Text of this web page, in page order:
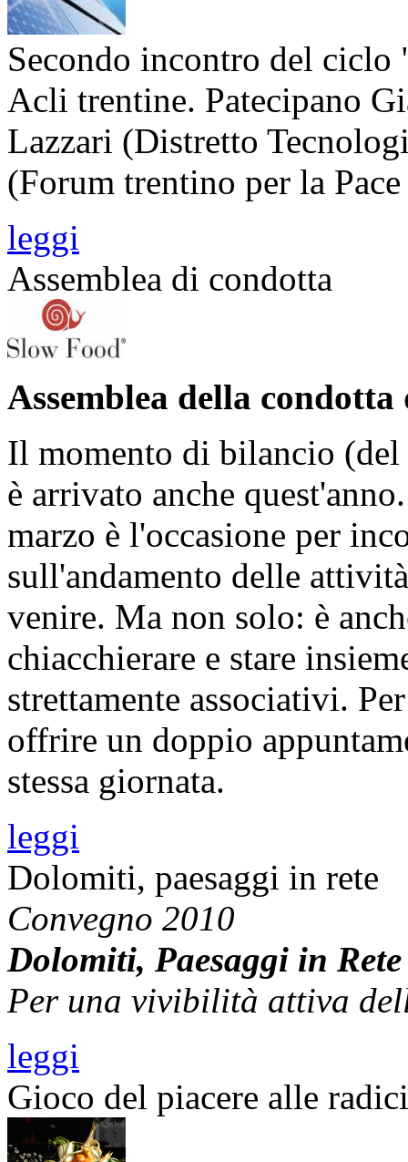
Secondo incontro del ciclo
Acli trentine. Patecipano
Lazzari (Distretto
(Forum trentino per la
leggi
Assemblea di condotta
Assemblea della
Il momento di bilancio
è arrivato anche
marzo è l'occasione per
sull'andamento delle
venire. Ma non solo: è
chiacchierare e stare
strettamente associativi.
offrire un doppio
stessa giornata.
leggi
Dolomiti, paesaggi in rete
Convegno 2010
Dolomiti, Paesaggi in Rete
Per una vivibilità attiva
leggi
Gioco del piacere alle